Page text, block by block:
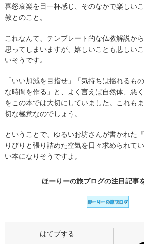
喜怒哀楽を目一杯感じ、そのなかで楽しい
教とのこと。
これなんて、テンプレート的な仏教解説か
思ってしまいますが、嬉しいことも悲しい
いそうです。
「いい加減を目指せ」「気持ちは揺れるも
な時間を作る」と、よく言えば自然体、悪
をこの本では大切にしていました。これも
切な極意なのでしょう。
ということで、ゆるいお坊さんが書かれた
りぴりと張り詰めた空気を日々求められて
い本になりそうですよ。
ほーりーの旅ブログの注目記事